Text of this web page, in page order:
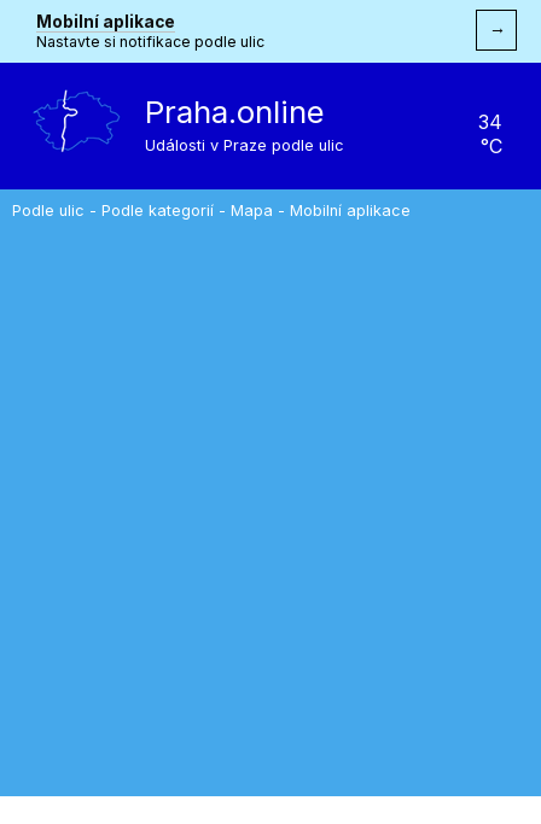
Mobilní aplikace
Nastavte si notifikace podle ulic
→
Praha.online
Události v Praze podle ulic
34
°C
Podle ulic - Podle kategorií - Mapa - Mobilní aplikace